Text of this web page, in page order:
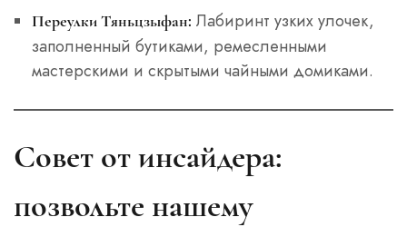
Переулки Тяньцзыфан: Лабиринт узких улочек,
заполненный бутиками, ремесленными
мастерскими и скрытыми чайными домиками.
Совет от инсайдера:
позвольте нашему